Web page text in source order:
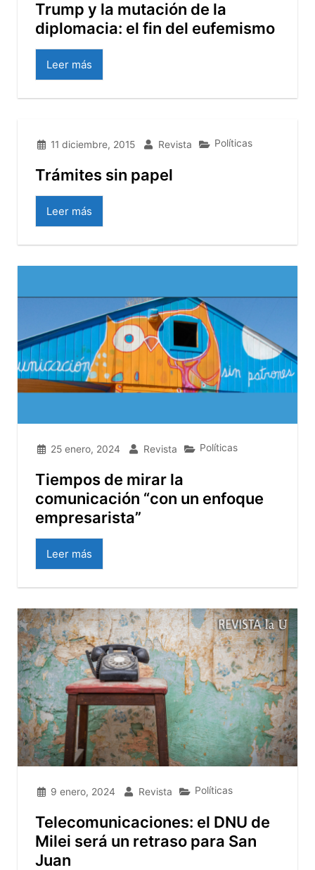
Trump y la mutación de la
diplomacia: el fin del eufemismo
Leer más
11 diciembre, 2015 Revista Políticas
Trámites sin papel
Leer más
25 enero, 2024 Revista Políticas
Tiempos de mirar la
comunicación “con un enfoque
empresarista”
Leer más
9 enero, 2024 Revista Políticas
Telecomunicaciones: el DNU de
Milei será un retraso para San
Juan